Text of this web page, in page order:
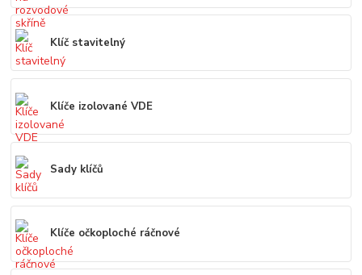
Klíč stavitelný
Klíče izolované VDE
Sady klíčů
Klíče očkoploché ráčnové